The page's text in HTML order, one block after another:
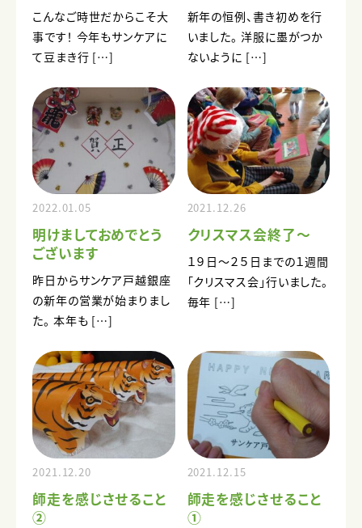
こんなご時世だからこそ大
事です！ 今年もサンケアに
て豆まき行 […]
新年の恒例、書き初めを行
いました。 洋服に墨がつか
ないように […]
2022.01.05
明けましておめでとう
ございます
昨日からサンケア戸越銀座
の新年の営業が始まりまし
た。 本年も […]
2021.12.26
クリスマス会終了～
１９日～２５日までの１週間
「クリスマス会」行いました。
毎年 […]
2021.12.20
師走を感じさせること
②
2021.12.15
師走を感じさせること
①